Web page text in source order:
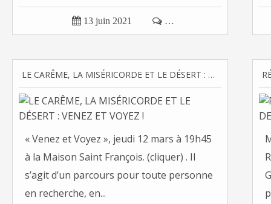
 13 juin 2021  …
LE CARÊME, LA MISÉRICORDE ET LE DÉSERT : VENEZ ET VOYEZ !
« Venez et Voyez », jeudi 12 mars à 19h45
à la Maison Saint François. (cliquer) . Il
s’agit d’un parcours pour toute personne
en recherche, en...